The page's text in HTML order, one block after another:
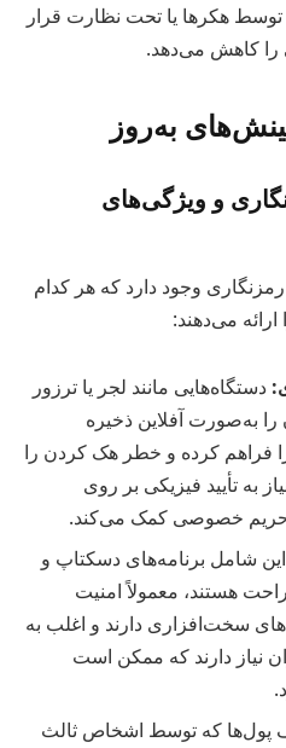
هکرها یا تحت نظارت قرار
را کاهش می‌دهد.
به‌روز
و ویژگی‌های
وجود دارد که هر کدام
می‌دهند:
دستگاه‌هایی مانند لجر یا ترزور
به‌صورت آفلاین ذخیره
فراهم کرده و خطر هک کردن را
به تأیید فیزیکی بر روی
حریم خصوصی کمک می‌کند.
این شامل برنامه‌های دسکتاپ و
هستند، معمولاً امنیت
سخت‌افزاری دارند و اغلب به
نیاز دارند که ممکن است
پول‌ها که توسط اشخاص ثالث